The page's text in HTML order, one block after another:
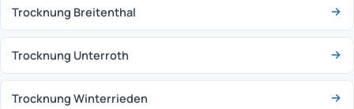
Trocknung Breitenthal
Trocknung Unterroth
Trocknung Winterrieden